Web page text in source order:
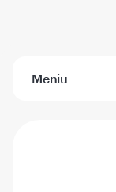
Meniu